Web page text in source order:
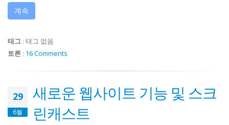
계속
태그 : 태그 없음
토론 : 16 Comments
29
6월
새로운 웹사이트 기능 및 스크
린캐스트